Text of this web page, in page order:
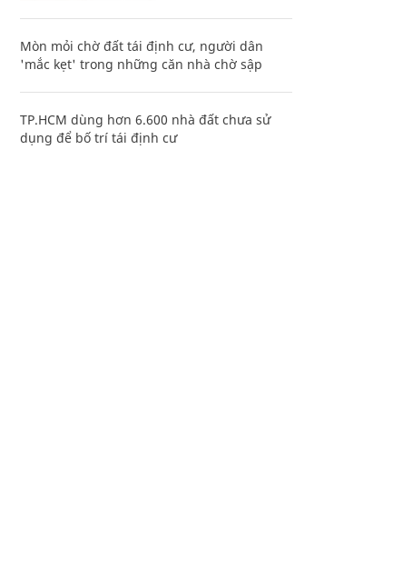
Mòn mỏi chờ đất tái định cư, người dân
'mắc kẹt' trong những căn nhà chờ sập
TP.HCM dùng hơn 6.600 nhà đất chưa sử
dụng để bố trí tái định cư